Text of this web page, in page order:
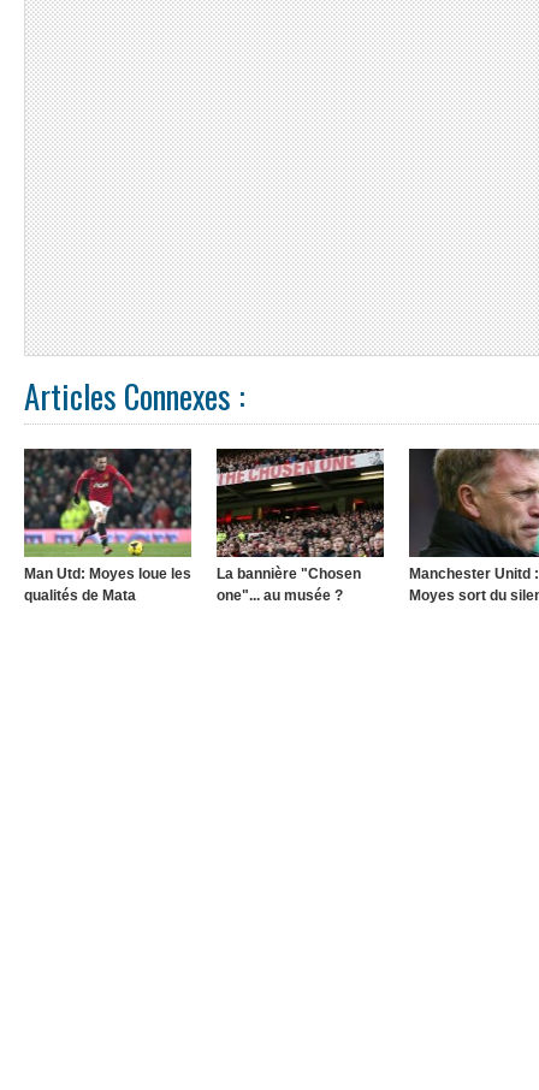
Articles Connexes :
Man Utd: Moyes loue les
qualités de Mata
La bannière "Chosen
one"... au musée ?
Manchester Unitd :
Moyes sort du